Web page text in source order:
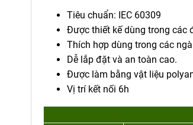
Tiêu chuẩn: IEC 60309
Được thiết kế dùng trong các
Thích hợp dùng trong các
Dễ lắp đặt và an toàn cao.
Được làm bằng vật liệu
Vị trí kết nối 6h